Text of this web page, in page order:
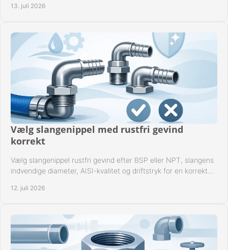
13. juli 2026
Vælg slangenippel med rustfri gevind
korrekt
Vælg slangenippel rustfri gevind efter BSP eller NPT, slangens
indvendige diameter, AISI-kvalitet og driftstryk for en korrekt
12. juli 2026